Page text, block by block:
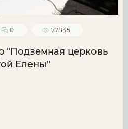
0 77845
"Подземная церковь
Елены"